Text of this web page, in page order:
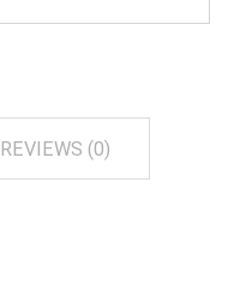
REVIEWS (0)